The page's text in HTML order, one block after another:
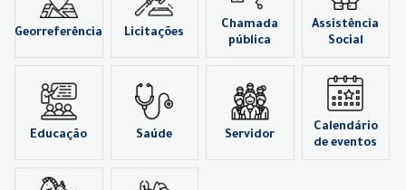
Georreferência Licitações
Chamada
pública
Assistência
Social
Educação Saúde Servidor
Calendário
de eventos